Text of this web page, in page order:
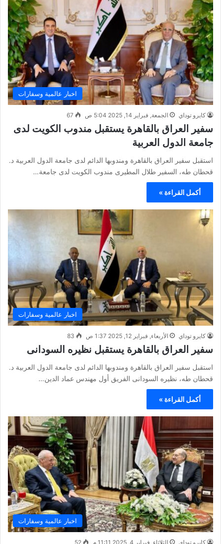
اخبار عالمية وسفارات
كايرو توداي الجمعة, فبراير 14, 2025 5:04 ص 67
سفير العراق بالقاهرة يستقبل مندوب الكويت لدى
جامعة الدول العربية
استقبل سفير العراق بالقاهرة ومندوبها الدائم لدى جامعة الدول العربية د.
قحطان طه، السفير طلال المطيرى مندوب الكويت لدى جامعة…
أكمل القراءة »
اخبار عالمية وسفارات
كايرو توداي الأربعاء, فبراير 12, 2025 1:37 ص 83
سفير العراق بالقاهرة يستقبل نظيره السودانى
استقبل سفير العراق بالقاهرة ومندوبها الدائم لدى جامعة الدول العربية د.
قحطان طه، نظيره السودانى الفريق أول مهندس عماد الدين…
أكمل القراءة »
اخبار عالمية وسفارات
كايرو توداي الثلاثاء, فبراير 4, 2025 11:11 م 52